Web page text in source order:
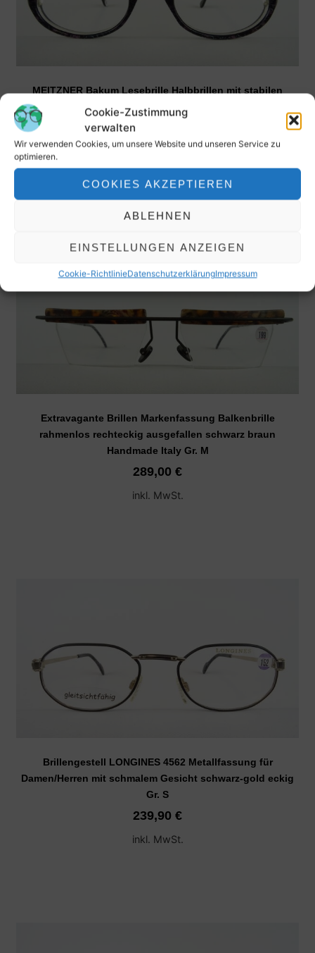
Cookie-Zustimmung
verwalten
Wir verwenden Cookies, um unsere Website und unseren Service zu
optimieren.
COOKIES AKZEPTIEREN
ABLEHNEN
EINSTELLUNGEN ANZEIGEN
Cookie-RichtlinieDatenschutzerklärungImpressum
MEITZNER Bakum Lesebrille Halbbrillen mit stabilen
Federbügeln mehrfarbig Gr. M
inkl. MwSt.
Extravagante Brillen Markenfassung Balkenbrille
rahmenlos rechteckig ausgefallen schwarz braun
Handmade Italy Gr. M
289,00 €
inkl. MwSt.
Brillengestell LONGINES 4562 Metallfassung für
Damen/Herren mit schmalem Gesicht schwarz-gold eckig
Gr. S
239,90 €
inkl. MwSt.